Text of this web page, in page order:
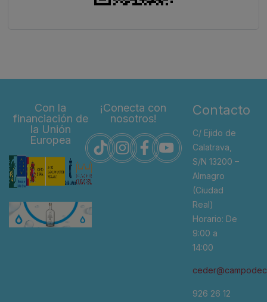
Con la
financiación de
la Unión
Europea
¡Conecta con
nosotros!
Contacto
C/ Ejido de
Calatrava,
S/N 13200 –
Almagro
(Ciudad
Real)
Horario: De
9:00 a
14:00
926 26 12